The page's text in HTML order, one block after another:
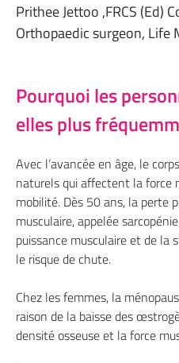
Prithee Jettoo ,FRCS (Ed)
Orthopaedic surgeon, Life
Pourquoi les
elles plus
Avec l’avancée en âge, le
naturels qui affectent la force
mobilité. Dès 50 ans, la perte
musculaire, appelée
puissance musculaire et de
le risque de chute.
Chez les femmes, la
raison de la baisse des
densité osseuse et la force